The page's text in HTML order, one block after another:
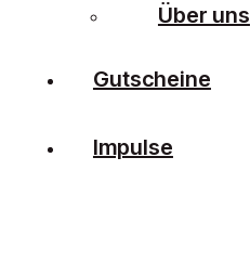
Über uns
Gutscheine
Impulse